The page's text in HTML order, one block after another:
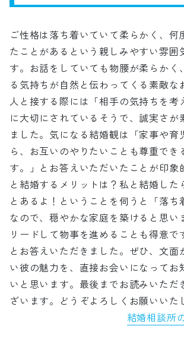
ご性格は落ち着いていて柔らかく、何
たことがあるという親しみやすい雰囲
す。お話をしていても物腰が柔らかく
る気持ちが自然と伝わってくる素敵な
人と接する際には「相手の気持ちを考
に大切にされているそうで、誠実さが
ました。気になる結婚観は「家事や育
ら、お互いのやりたいことも尊重でき
す。」とお答えいただいたことが印象
と結婚するメリットは？私と結婚した
とあるよ！ということを伺うと「落ち
なので、穏やかな家庭を築けると思い
リードして物事を進めることも得意で
とお答えいただきました。ぜひ、文面
い彼の魅力を、直接お会いになってお
いと思います。最後までお読みいただ
ざいます。どうぞよろしくお願いいた
結婚相談所